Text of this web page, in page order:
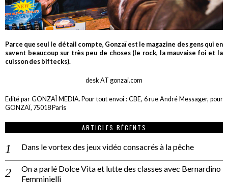
Parce que seul le détail compte, Gonzaï est le magazine des gens qui en
savent beaucoup sur très peu de choses (le rock, la mauvaise foi et la
cuisson des biftecks).
desk AT gonzai.com
Edité par GONZAÏ MEDIA. Pour tout envoi : CBE, 6 rue André Messager, pour
GONZAÏ, 75018 Paris
ARTICLES RÉCENTS
Dans le vortex des jeux vidéo consacrés à la pêche
On a parlé Dolce Vita et lutte des classes avec Bernardino
Femminielli